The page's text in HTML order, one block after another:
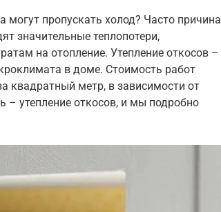
пропускать холод? Часто причина
значительные теплопотери,
на отопление. Утепление откосов –
в доме. Стоимость работ
квадратный метр, в зависимости от
– утепление откосов, и мы подробно